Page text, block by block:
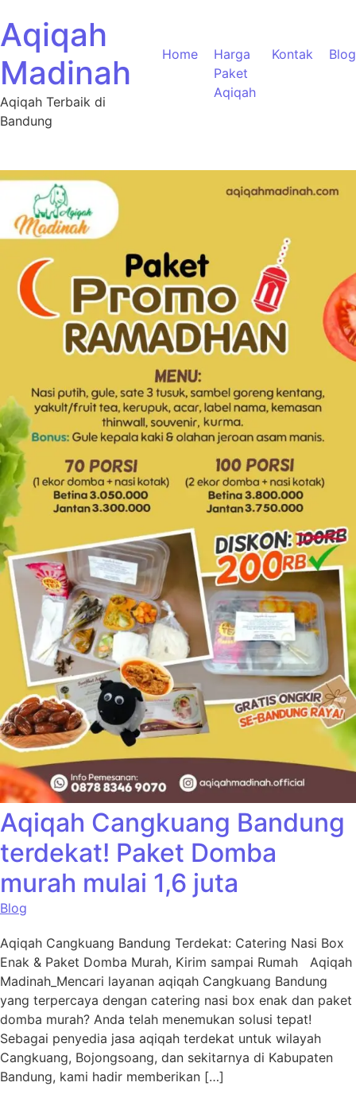
Aqiqah
Madinah
Aqiqah Terbaik di
Bandung
Home
Harga
Paket
Aqiqah
Kontak Blog
Aqiqah Cangkuang Bandung
terdekat! Paket Domba
murah mulai 1,6 juta
Blog
Aqiqah Cangkuang Bandung Terdekat: Catering Nasi Box
Enak & Paket Domba Murah, Kirim sampai Rumah Aqiqah
Madinah_Mencari layanan aqiqah Cangkuang Bandung
yang terpercaya dengan catering nasi box enak dan paket
domba murah? Anda telah menemukan solusi tepat!
Sebagai penyedia jasa aqiqah terdekat untuk wilayah
Cangkuang, Bojongsoang, dan sekitarnya di Kabupaten
Bandung, kami hadir memberikan […]